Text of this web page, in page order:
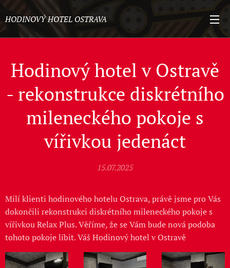
HODINOVÝ HOTEL OSTRAVA
Hodinový hotel v Ostravě
- rekonstrukce diskrétního
mileneckého pokoje s
vířivkou jedenáct
15.07.2025
Milí klienti hodinového hotelu Ostrava, právě jsme pro Vás
dokončili rekonstrukci diskrétního mileneckého pokoje s
vířivkou Relax Plus. Věříme, že se Vám bude nová podoba
tohoto pokoje líbit. Váš Hodinový hotel v Ostravě